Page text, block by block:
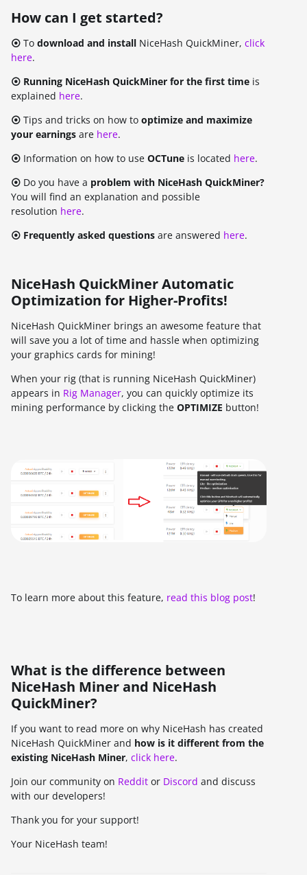
How can I get started?
⦿ To download and install NiceHash QuickMiner, click
here.
⦿ Running NiceHash QuickMiner for the first time is
explained here.
⦿ Tips and tricks on how to optimize and maximize
your earnings are here.
⦿ Information on how to use OCTune is located here.
⦿ Do you have a problem with NiceHash QuickMiner?
You will find an explanation and possible
resolution here.
⦿ Frequently asked questions are answered here.
NiceHash QuickMiner Automatic
Optimization for Higher-Profits!
NiceHash QuickMiner brings an awesome feature that
will save you a lot of time and hassle when optimizing
your graphics cards for mining!
When your rig (that is running NiceHash QuickMiner)
appears in Rig Manager, you can quickly optimize its
mining performance by clicking the OPTIMIZE button!
To learn more about this feature, read this blog post!
What is the difference between
NiceHash Miner and NiceHash
QuickMiner?
If you want to read more on why NiceHash has created
NiceHash QuickMiner and how is it different from the
existing NiceHash Miner, click here.
Join our community on Reddit or Discord and discuss
with our developers!
Thank you for your support!
Your NiceHash team!